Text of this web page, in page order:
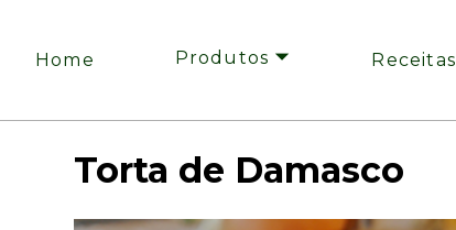
Home Produtos 🞃 Receitas
Torta de Damasco